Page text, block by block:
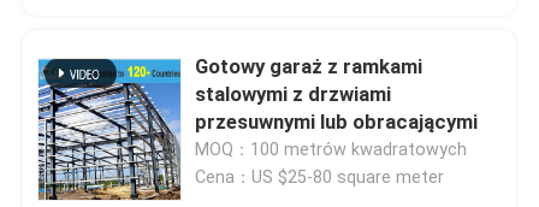
Gotowy garaż z ramkami
stalowymi z drzwiami
przesuwnymi lub obracającymi
MOQ：100 metrów kwadratowych
Cena：US $25-80 square meter